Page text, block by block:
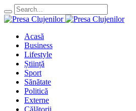
Acasă
Business
Lifestyle
Știință
Sport
Sănătate
Politică
Externe
Călătorii